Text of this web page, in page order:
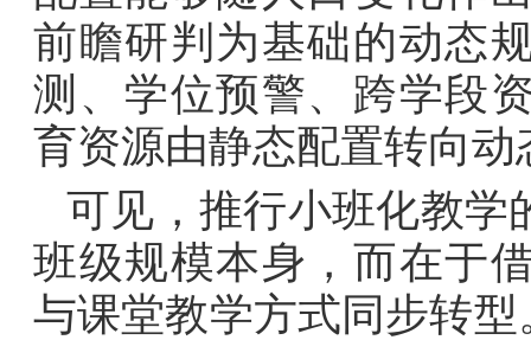
前瞻研判为基础的动态
测、学位预警、跨学段
育资源由静态配置转向动
可见，推行小班化教学
班级规模本身，而在于
与课堂教学方式同步转